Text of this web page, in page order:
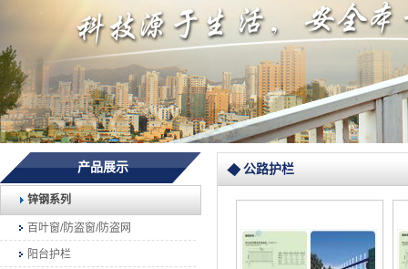
产品展示
锌钢系列
百叶窗/防盗窗/防盗网
阳台护栏
公路护栏